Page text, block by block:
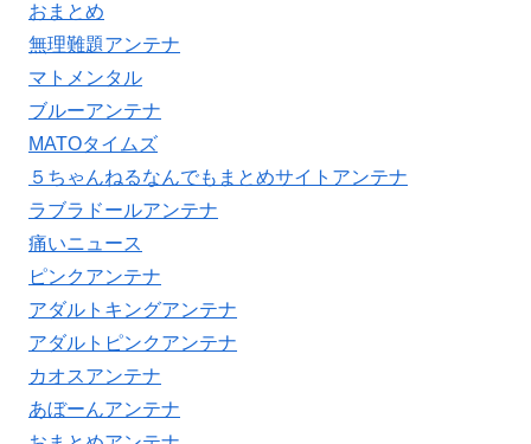
おまとめ
無理難題アンテナ
マトメンタル
ブルーアンテナ
MATOタイムズ
５ちゃんねるなんでもまとめサイトアンテナ
ラブラドールアンテナ
痛いニュース
ピンクアンテナ
アダルトキングアンテナ
アダルトピンクアンテナ
カオスアンテナ
あぼーんアンテナ